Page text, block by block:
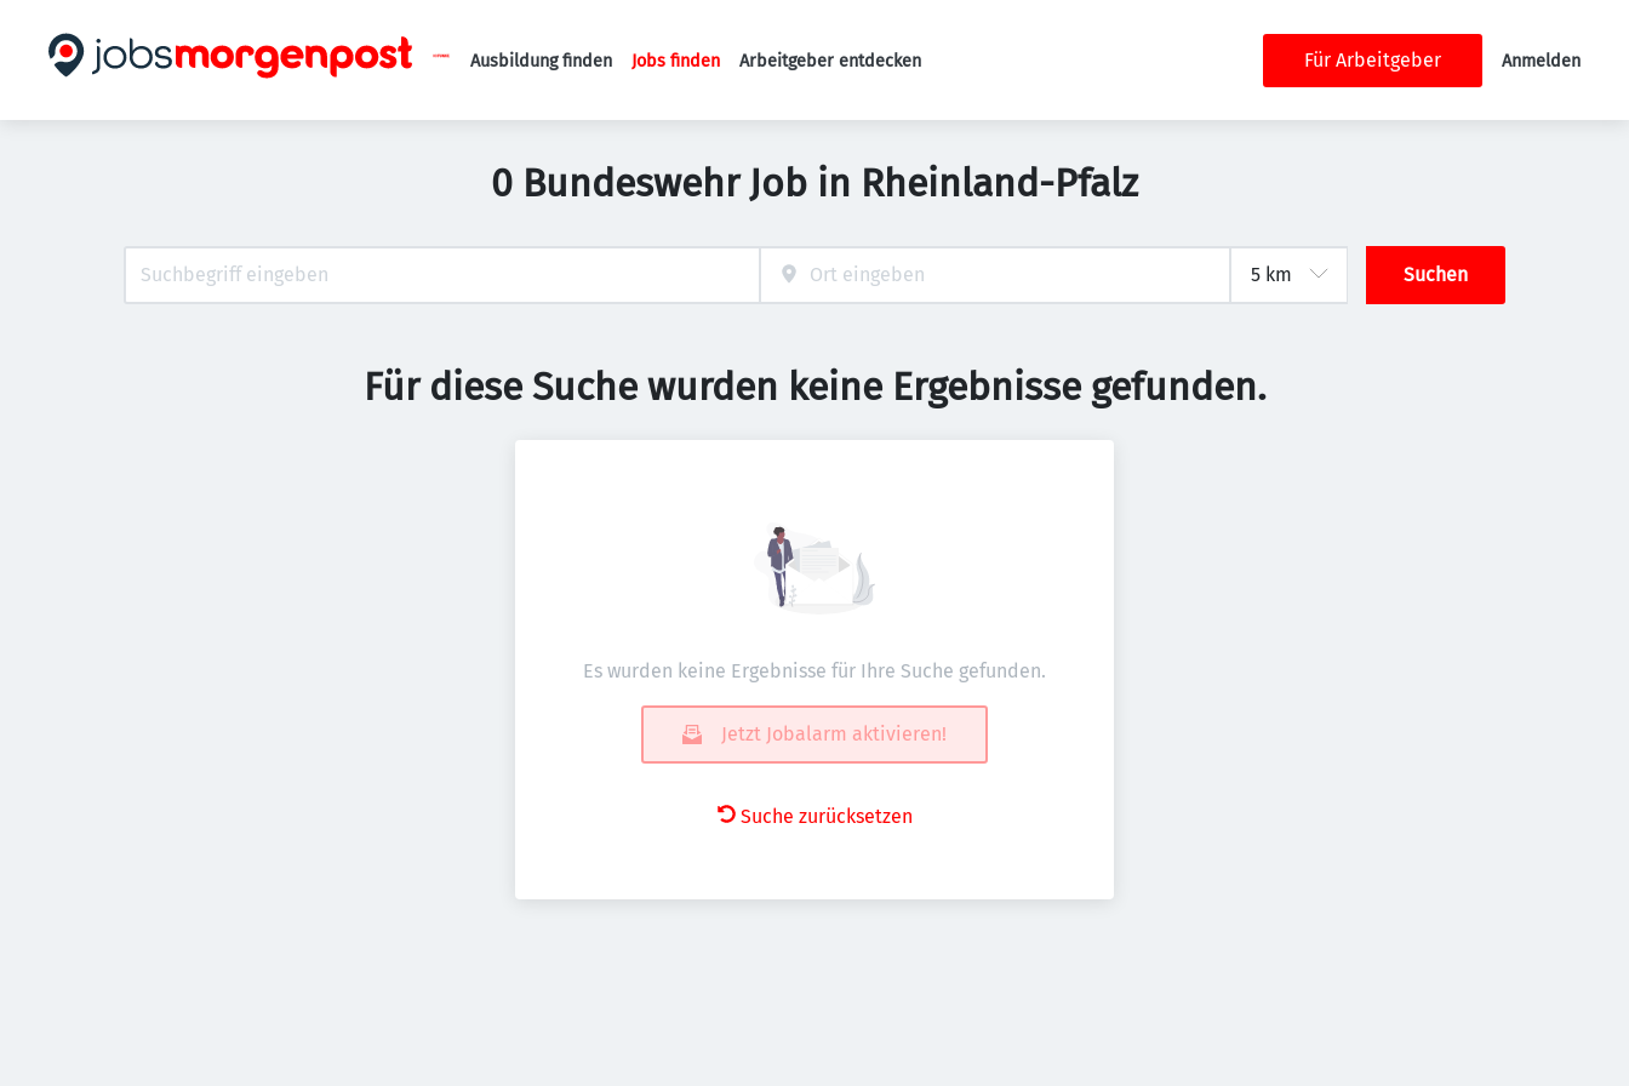
Haupt-Navigation
Ausbildung finden Jobs finden Arbeitgeber entdecken Für Arbeitgeber Anmelden
0 Bundeswehr Job in Rheinland-Pfalz
Suchen
Für diese Suche wurden keine Ergebnisse gefunden.
Es wurden keine Ergebnisse für Ihre Suche gefunden.
Jetzt Jobalarm aktivieren!
Suche zurücksetzen